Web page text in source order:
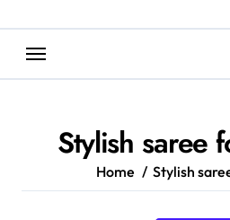
Stylish saree
Home Stylish